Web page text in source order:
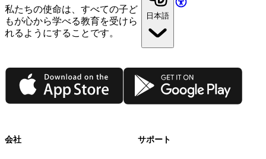
私たちの使命は、すべての子ど
もが心から学べる教育を受けら
れるようにすることです。
日本語
App Store Google Play
会社 サポート